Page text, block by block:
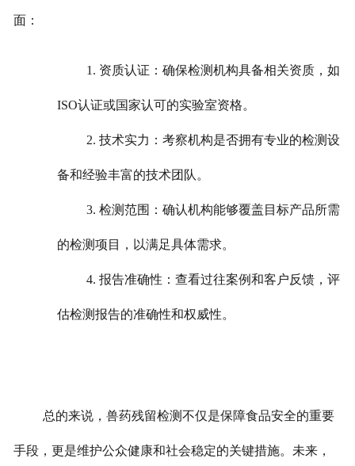
面：
1. 资质认证：确保检测机构具备相关资质，如
ISO认证或国家认可的实验室资格。
2. 技术实力：考察机构是否拥有专业的检测设
备和经验丰富的技术团队。
3. 检测范围：确认机构能够覆盖目标产品所需
的检测项目，以满足具体需求。
4. 报告准确性：查看过往案例和客户反馈，评
估检测报告的准确性和权威性。
总的来说，兽药残留检测不仅是保障食品安全的重要
手段，更是维护公众健康和社会稳定的关键措施。 未来，